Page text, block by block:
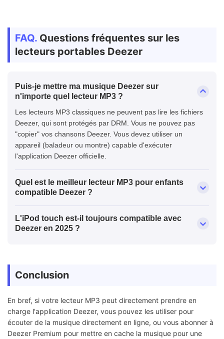
FAQ. Questions fréquentes sur les
lecteurs portables Deezer
Puis-je mettre ma musique Deezer sur
n'importe quel lecteur MP3 ?
Les lecteurs MP3 classiques ne peuvent pas lire les fichiers
Deezer, qui sont protégés par DRM. Vous ne pouvez pas
"copier" vos chansons Deezer. Vous devez utiliser un
appareil (baladeur ou montre) capable d'exécuter
l'application Deezer officielle.
Quel est le meilleur lecteur MP3 pour enfants
compatible Deezer ?
L'iPod touch est-il toujours compatible avec
Deezer en 2025 ?
Conclusion
En bref, si votre lecteur MP3 peut directement prendre en
charge l'application Deezer, vous pouvez les utiliser pour
écouter de la musique directement en ligne, ou vous abonner à
Deezer Premium pour mettre en cache la musique pour une